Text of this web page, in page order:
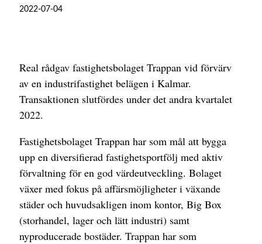
2022-07-04
Real rådgav fastighetsbolaget Trappan vid förvärv
av en industrifastighet belägen i Kalmar.
Transaktionen slutfördes under det andra kvartalet
2022.
Fastighetsbolaget Trappan har som mål att bygga
upp en diversifierad fastighetsportfölj med aktiv
förvaltning för en god värdeutveckling. Bolaget
växer med fokus på affärsmöjligheter i växande
städer och huvudsakligen inom kontor, Big Box
(storhandel, lager och lätt industri) samt
nyproducerade bostäder. Trappan har som